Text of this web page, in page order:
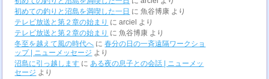
初めての釣りと沼島を満喫した一日 に魚谷博康 より
テレビ放送と第２章の始まり にarciel
より
テレビ放送と第２章の始まり に魚谷博康 より
冬至を越えて風の時代へ に春分の日の一斉遠隔ワークショ
ップ | ニューメッセージ より
沼島に引っ越します に ある夜の息子との会話 | ニューメッ
セージ より